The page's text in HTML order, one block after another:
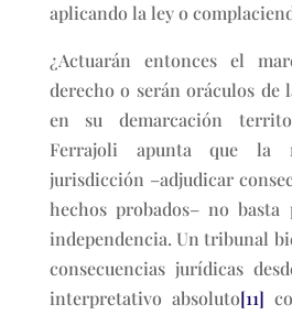
aplicando la ley o
¿Actuarán entonces el
derecho o serán oráculos de
en su demarcación
Ferrajoli apunta que la
jurisdicción –adjudicar
hechos probados– no basta
independencia. Un tribunal
consecuencias jurídicas
interpretativo absoluto[11]